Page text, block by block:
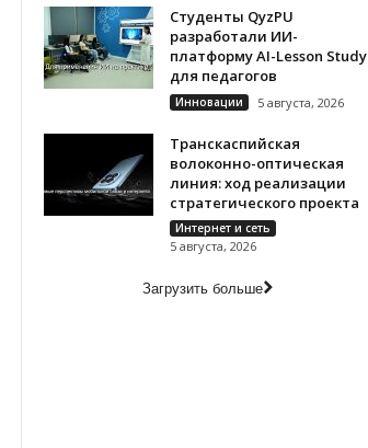
Студенты QyzPU
разработали ИИ-
платформу AI-Lesson Study
для педагогов
Инновации 5 августа, 2026
Транскаспийская
волоконно-оптическая
линия: ход реализации
стратегического проекта
Интернет и сеть
5 августа, 2026
Загрузить больше